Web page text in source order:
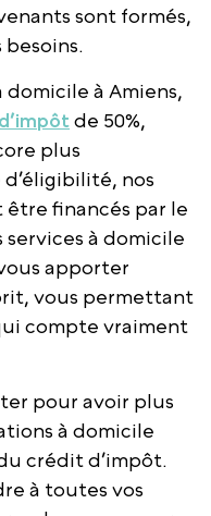
sont formés,
besoins.
domicile à Amiens,
de 50%,
plus
nos
financés par le
services à domicile
apporter
vous permettant
compte vraiment
pour avoir plus
à domicile
crédit d’impôt.
à toutes vos